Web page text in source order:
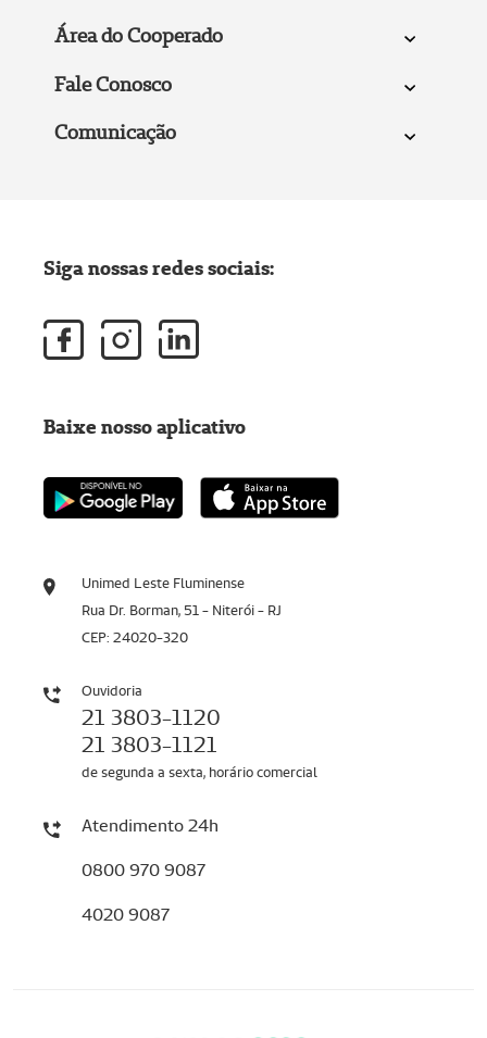
Área do Cooperado
Fale Conosco
Comunicação
Unimed Leste Fluminense
Rua Dr. Borman, 51 - Niterói - RJ
CEP: 24020-320
Ouvidoria
21 3803-1120
21 3803-1121
de segunda a sexta, horário comercial
Atendimento 24h
0800 970 9087
4020 9087
Siga nossas redes sociais:
Baixe nosso aplicativo